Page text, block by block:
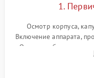
1.
Осмотр корпуса,
Включение аппарата,
Оценка работы помпы,
Измерение